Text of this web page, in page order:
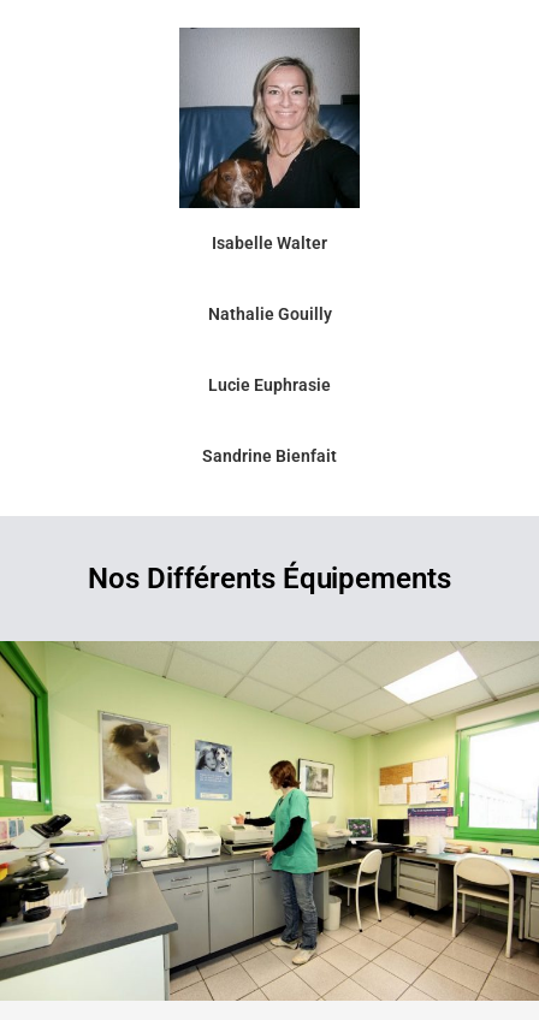
Isabelle Walter
Nathalie Gouilly
Lucie Euphrasie
Sandrine Bienfait
Nos Différents Équipements